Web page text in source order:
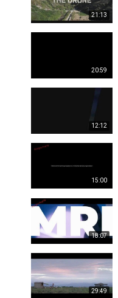
21:13
20:59
12:12
15:00
18:07
29:49